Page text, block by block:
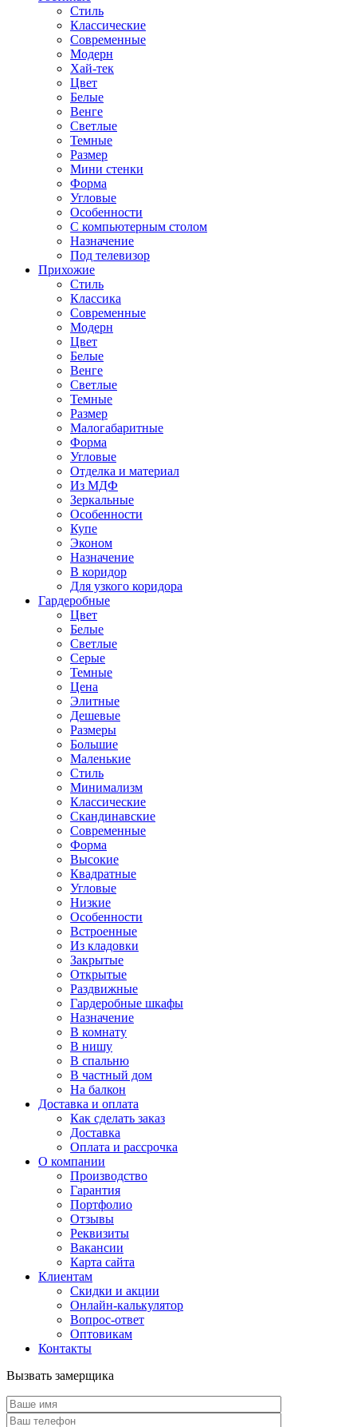
Стиль
Классические
Современные
Модерн
Хай-тек
Цвет
Белые
Венге
Светлые
Темные
Размер
Мини стенки
Форма
Угловые
Особенности
С компьютерным столом
Назначение
Под телевизор
Прихожие
Стиль
Классика
Современные
Модерн
Цвет
Белые
Венге
Светлые
Темные
Размер
Малогабаритные
Форма
Угловые
Отделка и материал
Из МДФ
Зеркальные
Особенности
Купе
Эконом
Назначение
В коридор
Для узкого коридора
Гардеробные
Цвет
Белые
Светлые
Серые
Темные
Цена
Элитные
Дешевые
Размеры
Большие
Маленькие
Стиль
Минимализм
Классические
Скандинавские
Современные
Форма
Высокие
Квадратные
Угловые
Низкие
Особенности
Встроенные
Из кладовки
Закрытые
Открытые
Раздвижные
Гардеробные шкафы
Назначение
В комнату
В нишу
В спальню
В частный дом
На балкон
Доставка и оплата
Как сделать заказ
Доставка
Оплата и рассрочка
О компании
Производство
Гарантия
Портфолио
Отзывы
Реквизиты
Вакансии
Карта сайта
Клиентам
Скидки и акции
Онлайн-калькулятор
Вопрос-ответ
Оптовикам
Контакты
Вызвать замерщика